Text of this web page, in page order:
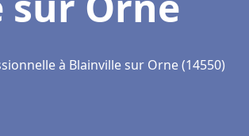
à Blainville sur Orne (14550)